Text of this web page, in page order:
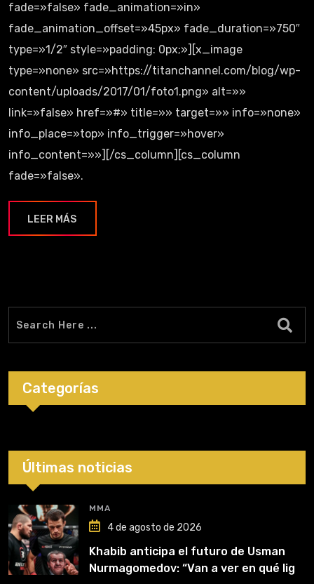
fade=»false» fade_animation=»in»
fade_animation_offset=»45px» fade_duration=»750″
type=»1/2″ style=»padding: 0px;»][x_image
type=»none» src=»https://titanchannel.com/blog/wp-
content/uploads/2017/01/foto1.png» alt=»»
link=»false» href=»#» title=»» target=»» info=»none»
info_place=»top» info_trigger=»hover»
info_content=»»][/cs_column][cs_column
fade=»false».
LEER MÁS
Categorías
Últimas noticias
MMA
4 de agosto de 2026
Khabib anticipa el futuro de Usman
Nurmagomedov: “Van a ver en qué liga